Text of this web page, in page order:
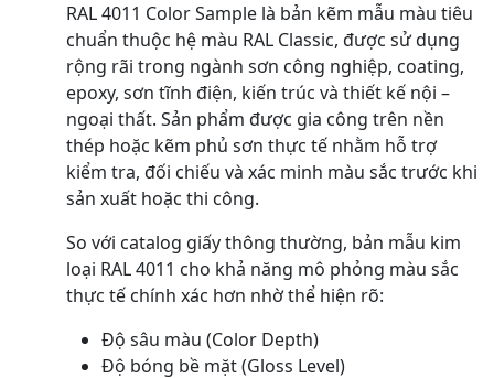
RAL 4011 Color Sample là bản kẽm mẫu màu tiêu
chuẩn thuộc hệ màu RAL Classic, được sử dụng
rộng rãi trong ngành sơn công nghiệp, coating,
epoxy, sơn tĩnh điện, kiến trúc và thiết kế nội –
ngoại thất. Sản phẩm được gia công trên nền
thép hoặc kẽm phủ sơn thực tế nhằm hỗ trợ
kiểm tra, đối chiếu và xác minh màu sắc trước khi
sản xuất hoặc thi công.
So với catalog giấy thông thường, bản mẫu kim
loại RAL 4011 cho khả năng mô phỏng màu sắc
thực tế chính xác hơn nhờ thể hiện rõ:
Độ sâu màu (Color Depth)
Độ bóng bề mặt (Gloss Level)